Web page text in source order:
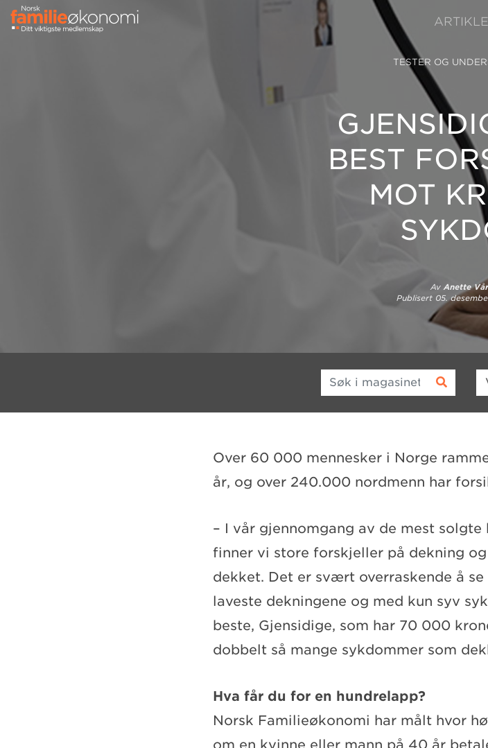
TESTER OG
BEST
MOT
AvAnette
Publisert 05.
Søk i magasinet
Over 60 000 mennesker i Norge
år, og over 240.000 nordmenn har
– I vår gjennomgang av de mest
finner vi store forskjeller på dekning
dekket. Det er svært overraskende å se
laveste dekningene og med kun syv
beste, Gjensidige, som har 70 000
dobbelt så mange sykdommer som
Hva får du for en hundrelapp?
Norsk Familieøkonomi har målt hvor
om en kvinne eller mann på 40 år